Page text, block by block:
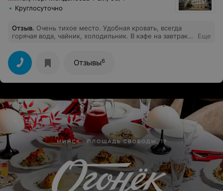
Круглосуточно
Отзыв. Очень тихое место. Удобная кровать, всегда
горячая вода, чайник, холодильник. В кафе на завтрак
что очень удобно. Приветливый персонал
Еще
Отзывы6